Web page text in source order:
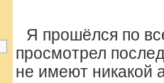
Я прошёлся по
просмотрел
не имеют никакой